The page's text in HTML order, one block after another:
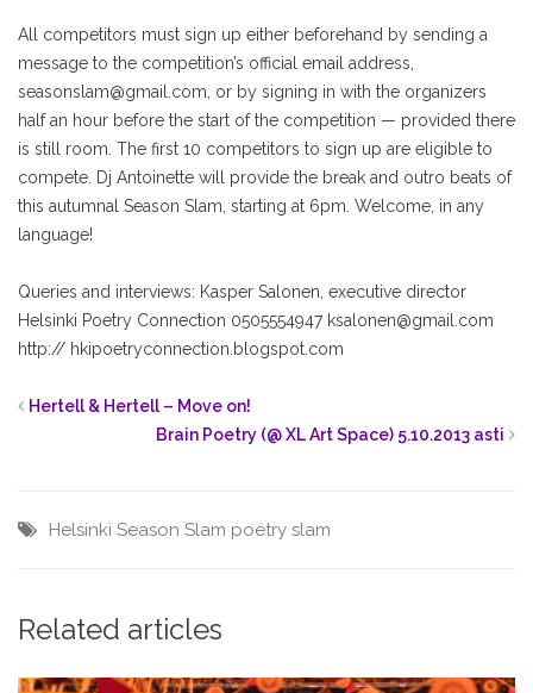
All competitors must sign up either beforehand by sending a
message to the competition’s official email address,
seasonslam@gmail.com, or by signing in with the organizers
half an hour before the start of the competition — provided there
is still room. The first 10 competitors to sign up are eligible to
compete. Dj Antoinette will provide the break and outro beats of
this autumnal Season Slam, starting at 6pm. Welcome, in any
language!
Queries and interviews: Kasper Salonen, executive director
Helsinki Poetry Connection 0505554947ksalonen@gmail.com
http:// hkipoetryconnection.blogspot.com
Hertell & Hertell – Move on!
Brain Poetry (@ XL Art Space) 5.10.2013 asti
Helsinki Season Slam poetry slam
Related articles